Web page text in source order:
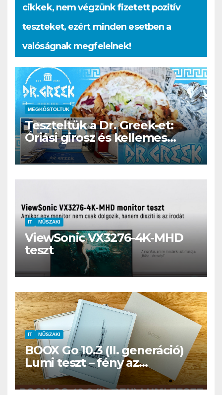
cikkek, nem végzünk fizetett pozitív
teszteket, ezért minden esetben a
valóságnak megfelelnek!
MEGKÓSTOLTUK
Teszteltük a Dr. Greek-et:
Óriási girosz és kellemes
kerthelyiség Csepel szívében
IT MŰSZAKI
ViewSonic VX3276-4K-MHD
teszt
IT MŰSZAKI
BOOX Go 10.3 (II. generáció)
Lumi teszt – fény az
éjszakában, fél könyvtár a
családi csomagban